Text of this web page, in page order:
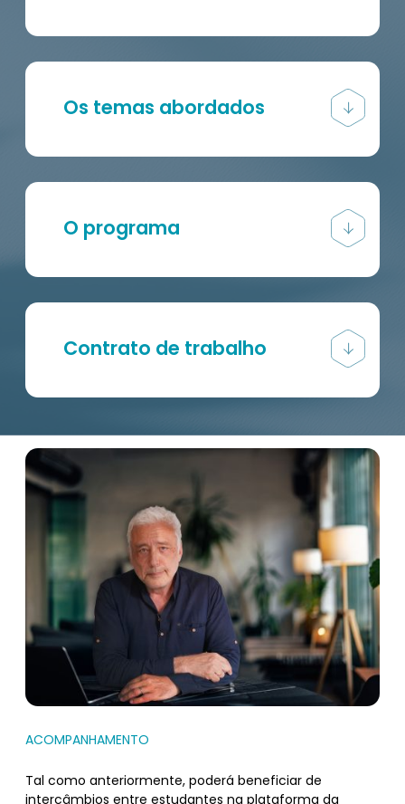
Os temas abordados
O programa
Contrato de trabalho
ACOMPANHAMENTO
Tal como anteriormente, poderá beneficiar de